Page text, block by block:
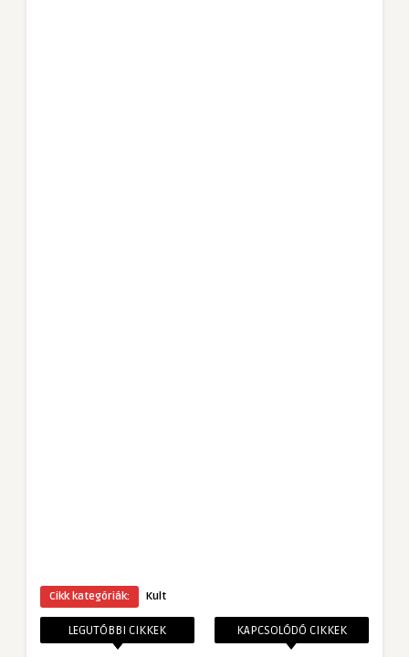
Cikk kategóriák: Kult
LEGUTÓBBI CIKKEK KAPCSOLÓDÓ CIKKEK